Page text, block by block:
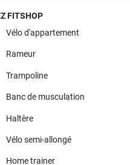
FITSHOP
Vélo d'appartement
Rameur
Trampoline
Banc de musculation
Haltère
Vélo semi-allongé
Home trainer